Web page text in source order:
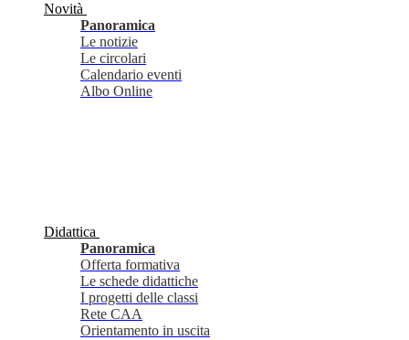
Novità
Panoramica
Le notizie
Le circolari
Calendario eventi
Albo Online
Didattica
Panoramica
Offerta formativa
Le schede didattiche
I progetti delle classi
Rete CAA
Orientamento in uscita